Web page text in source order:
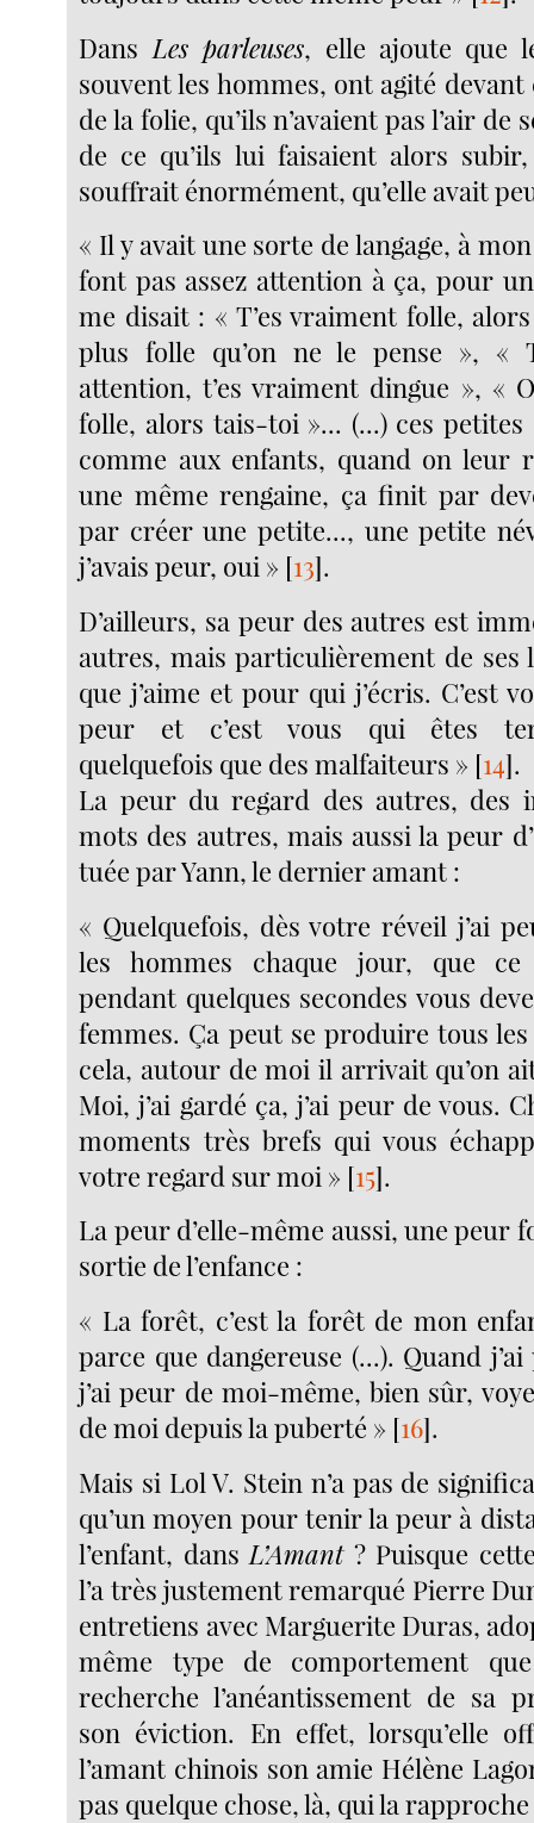
Dans Les parleuses, elle ajoute que
souvent les hommes, ont agité devant
de la folie, qu’ils n’avaient pas l’air
de ce qu’ils lui faisaient alors subir,
souffrait énormément, qu’elle avait
« Il y avait une sorte de langage, à
font pas assez attention à ça, pour
me disait : « T’es vraiment folle, alors
plus folle qu’on ne le pense », «
attention, t’es vraiment dingue », «
folle, alors tais-toi »... (...) ces petites
comme aux enfants, quand on leur
une même rengaine, ça finit par
par créer une petite..., une petite
j’avais peur, oui » [13].
D’ailleurs, sa peur des autres est
autres, mais particulièrement de ses
que j’aime et pour qui j’écris. C’est
peur et c’est vous qui êtes
quelquefois que des malfaiteurs » [14].
La peur du regard des autres, des
mots des autres, mais aussi la peur
tuée par Yann, le dernier amant :
« Quelquefois, dès votre réveil j’ai
les hommes chaque jour, que ce
pendant quelques secondes vous
femmes. Ça peut se produire tous
cela, autour de moi il arrivait qu’on
Moi, j’ai gardé ça, j’ai peur de vous.
moments très brefs qui vous
votre regard sur moi » [15].
La peur d’elle-même aussi, une peur
sortie de l’enfance :
« La forêt, c’est la forêt de mon
parce que dangereuse (...). Quand
j’ai peur de moi-même, bien sûr,
de moi depuis la puberté » [16].
Mais si Lol V. Stein n’a pas de
qu’un moyen pour tenir la peur à
l’enfant, dans L’Amant? Puisque
l’a très justement remarqué Pierre
entretiens avec Marguerite Duras,
même type de comportement
recherche l’anéantissement de sa
son éviction. En effet, lorsqu’elle
l’amant chinois son amie Hélène
pas quelque chose, là, qui la